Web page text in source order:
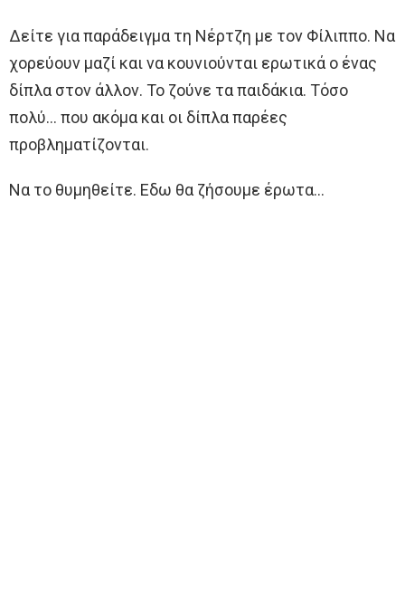
Δείτε για παράδειγμα τη Νέρτζη με τον Φίλιππο. Να
χορεύουν μαζί και να κουνιούνται ερωτικά ο ένας
δίπλα στον άλλον. Το ζούνε τα παιδάκια. Τόσο
πολύ… που ακόμα και οι δίπλα παρέες
προβληματίζονται.
Να το θυμηθείτε. Εδω θα ζήσουμε έρωτα…